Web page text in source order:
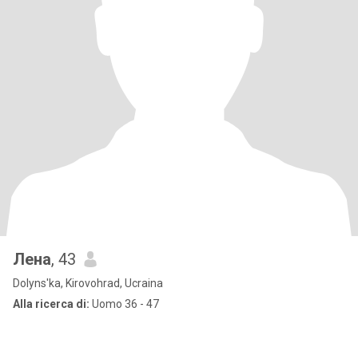
Лена, 43
Dolyns'ka, Kirovohrad, Ucraina
Alla ricerca di: Uomo 36 - 47